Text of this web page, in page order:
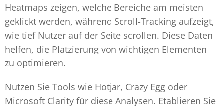
Heatmaps zeigen, welche Bereiche am meisten
geklickt werden, während Scroll-Tracking aufzeigt,
wie tief Nutzer auf der Seite scrollen. Diese Daten
helfen, die Platzierung von wichtigen Elementen
zu optimieren.
Nutzen Sie Tools wie Hotjar, Crazy Egg oder
Microsoft Clarity für diese Analysen. Etablieren Sie